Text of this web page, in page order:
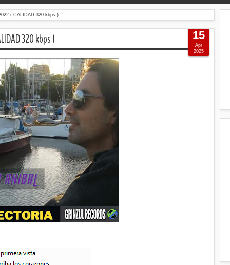
( CALIDAD 320 kbps )
320 kbps ) 15
Apr
2025